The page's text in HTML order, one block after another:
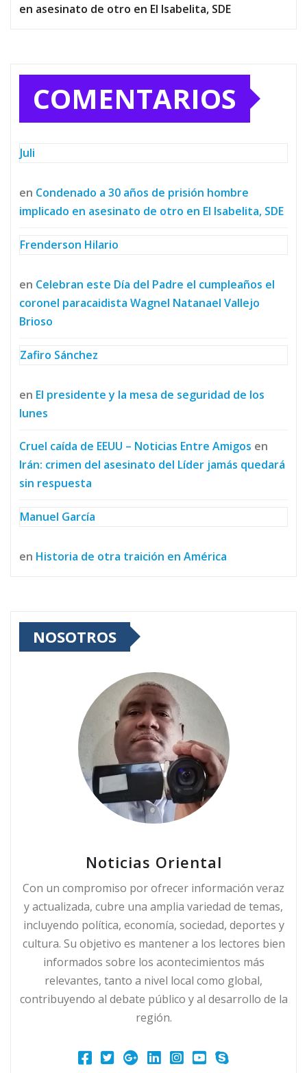
en asesinato de otro en El Isabelita, SDE
COMENTARIOS
Juli
en Condenado a 30 años de prisión hombre
implicado en asesinato de otro en El Isabelita, SDE
Frenderson Hilario
en Celebran este Día del Padre el cumpleaños el
coronel paracaidista Wagnel Natanael Vallejo
Brioso
Zafiro Sánchez
en El presidente y la mesa de seguridad de los
lunes
Cruel caída de EEUU – Noticias Entre Amigos en
Irán: crimen del asesinato del Líder jamás quedará
sin respuesta
Manuel García
en Historia de otra traición en América
NOSOTROS
Noticias Oriental
Con un compromiso por ofrecer información veraz
y actualizada, cubre una amplia variedad de temas,
incluyendo política, economía, sociedad, deportes y
cultura. Su objetivo es mantener a los lectores bien
informados sobre los acontecimientos más
relevantes, tanto a nivel local como global,
contribuyendo al debate público y al desarrollo de la
región.